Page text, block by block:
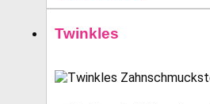
Twinkles